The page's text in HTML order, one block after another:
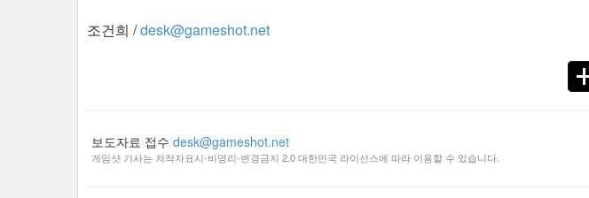
조건희 /desk@gameshot.net
보도자료 접수 desk@gameshot.net
게임샷 기사는 저작자표시-비영리-변경금지 2.0 대한민국 라이선스에 따라 이용할 수 있습니다.